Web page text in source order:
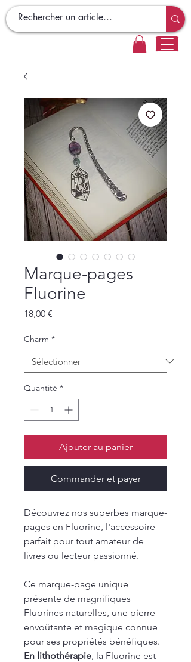
Marque-pages
Fluorine
18,00 €
Charm *
Quantité *
Ajouter au panier
Commander et payer
Découvrez nos superbes marque-
pages en Fluorine, l'accessoire
parfait pour tout amateur de
livres ou lecteur passionné.
Ce marque-page unique
présente de magnifiques
Fluorines naturelles, une pierre
envoûtante et magique connue
pour ses propriétés bénéfiques.
En lithothérapie, la Fluorine est